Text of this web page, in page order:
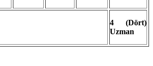
4 (Dört)
Uzman